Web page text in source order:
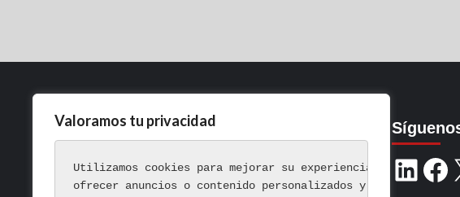
Valoramos tu privacidad
Utilizamos cookies para mejorar su experiencia de
ofrecer anuncios o contenido personalizados y analizar
Política de Privacidad
Aviso Legal
Política de Cookies